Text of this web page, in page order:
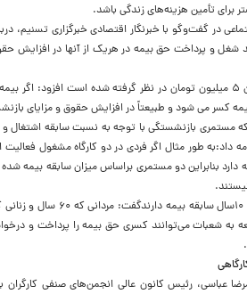
برای تأمین هزینه‌های زندگی باشد.
در گفت‌وگو با خبرنگار اقتصادی خبرگزاری تسنیم،
و پرداخت حق بیمه در هریک از آنها در افزایش
زدا با بیان اینکه سقف حقوق که در سال ۹۴ به میزان ۵ میلیون تومان در نظر گرفته شده
کسر می شود و طبیعتاً در افزایش حقوق و مزایای
مستمری بازنشستگی با توجه به نسبت سابقه اشتغال
حق بیمه و در دیگری ۱۰ سال سابقه دارد بنابراین دو مستمری براساس میزان
زیر ۱۰ سال است با مراجعه به شعبات می‌توانند کسری حق بیمه را
عباسی، رئیس کانون عالی انجمن‌های صنفی کارگران